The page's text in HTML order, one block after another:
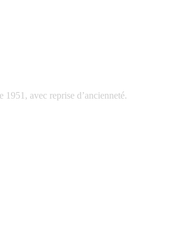
avec reprise d’ancienneté.